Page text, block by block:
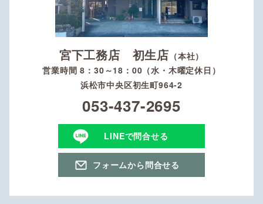
宮下工務店 初生店 （本社）
営業時間 8：30～18：00（水・木曜定休日）
浜松市中央区初生町964-2
053-437-2695
LINEで問合せる
フォームから問合せる